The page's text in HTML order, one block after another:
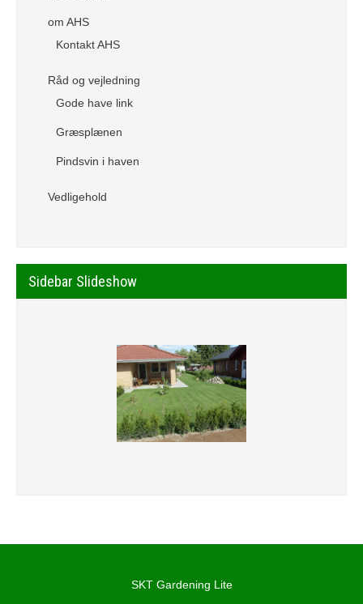
om AHS
Kontakt AHS
Råd og vejledning
Gode have link
Græsplænen
Pindsvin i haven
Vedligehold
Sidebar Slideshow
SKT Gardening Lite